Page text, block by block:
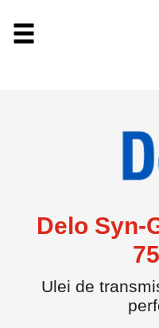
Delo Syn-
Ulei de